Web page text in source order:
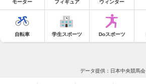
モーター フィギュア ウィンター
自転車 学生スポーツ Doスポーツ
データ提供：日本中央競馬会